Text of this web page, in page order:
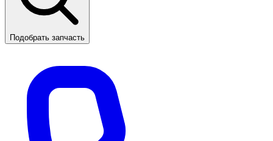
Подобрать запчасть